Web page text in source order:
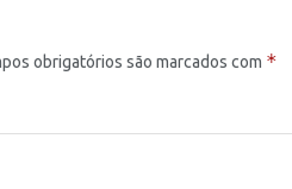
obrigatórios são marcados com *